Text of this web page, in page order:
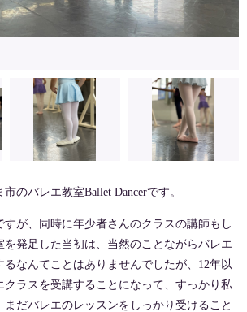
のバレエ教室Ballet Dancerです。
が、同時に年少者さんのクラスの講師もし
を発足した当初は、当然のことながらバレエ
なんてことはありませんでしたが、12年以
クラスを受講することになって、すっかり私
まだバレエのレッスンをしっかり受けること